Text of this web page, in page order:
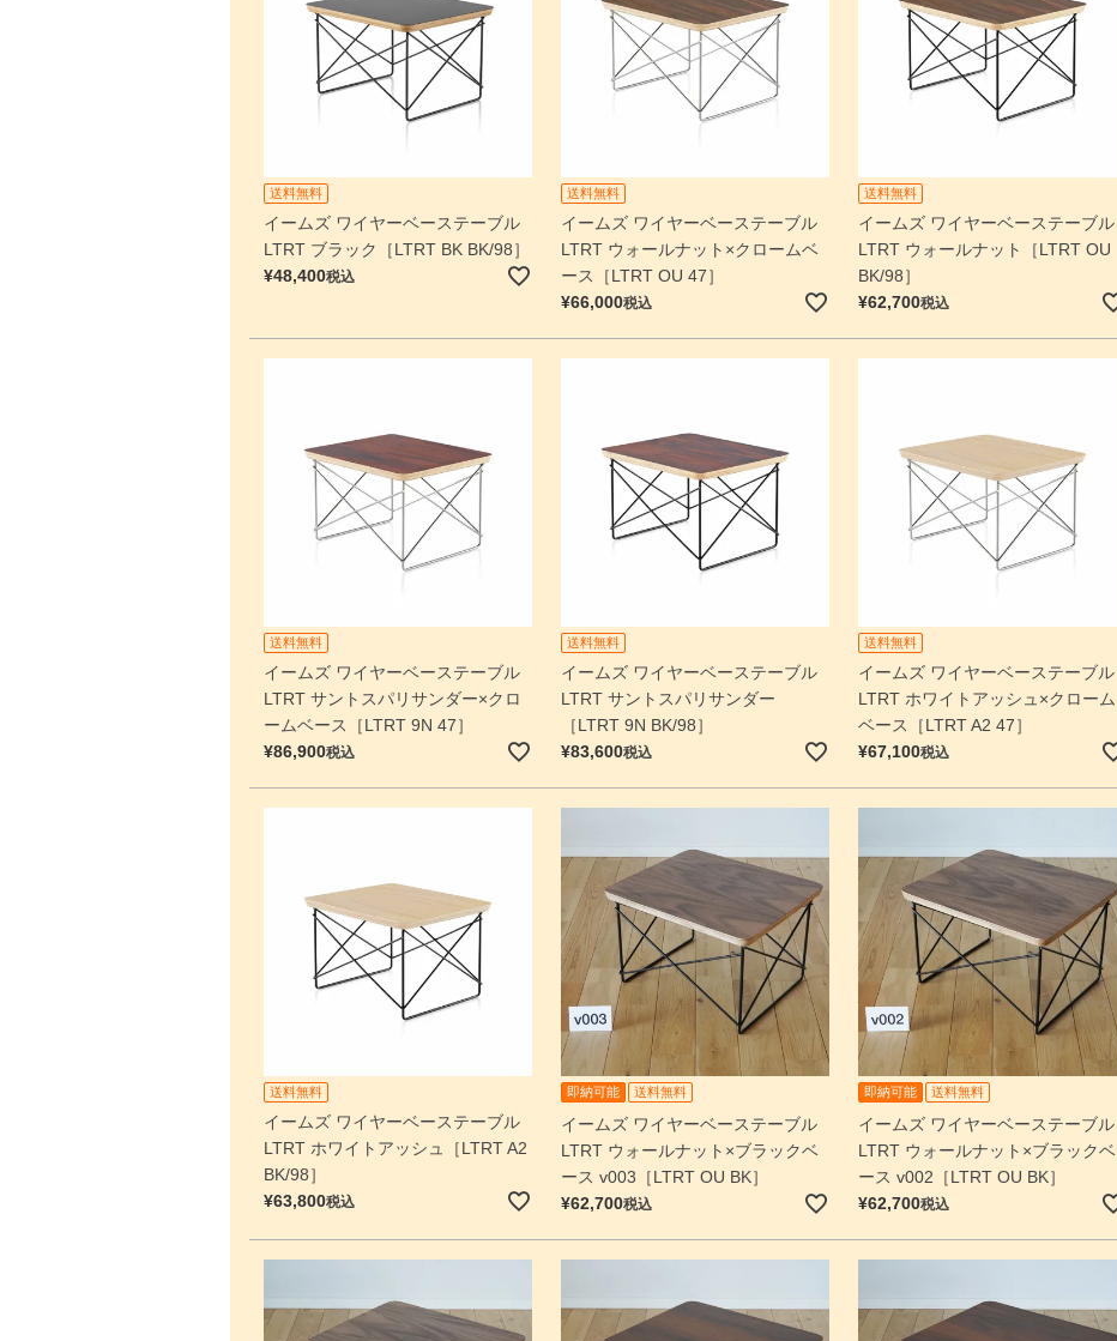
送料無料
イームズ ワイヤーベーステーブル
LTRT ブラック［LTRT BK BK/98］
¥48,400税込
送料無料
イームズ ワイヤーベーステーブル
LTRT ウォールナット×クロームベ
ース［LTRT OU 47］
¥66,000税込
送料無料
イームズ ワイヤーベーステーブル
LTRT ウォールナット［LTRT OU
BK/98］
¥62,700税込
送料無料
イームズ ワイヤーベーステーブル
LTRT サントスパリサンダー×クロ
ームベース［LTRT 9N 47］
¥86,900税込
送料無料
イームズ ワイヤーベーステーブル
LTRT サントスパリサンダー
［LTRT 9N BK/98］
¥83,600税込
送料無料
イームズ ワイヤーベーステーブル
LTRT ホワイトアッシュ×クローム
ベース［LTRT A2 47］
¥67,100税込
送料無料
イームズ ワイヤーベーステーブル
LTRT ホワイトアッシュ［LTRT A2
BK/98］
¥63,800税込
即納可能 送料無料
イームズ ワイヤーベーステーブル
LTRT ウォールナット×ブラックベ
ース v003［LTRT OU BK］
¥62,700税込
即納可能 送料無料
イームズ ワイヤーベーステーブル
LTRT ウォールナット×ブラックベ
ース v002［LTRT OU BK］
¥62,700税込